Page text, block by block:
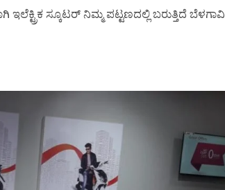
ಸ್ಕೂಟರ್ ನಿಮ್ಮ ಪಟ್ಟಣದಲ್ಲಿ ಬರುತ್ತಿದೆ ಬೆಳಗಾವಿ